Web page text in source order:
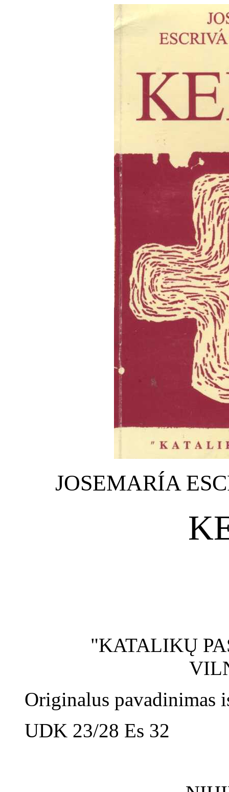
JOSEMARÍA
"KATALIKŲ
Originalus pavadinimas
UDK 23/28 Es 32